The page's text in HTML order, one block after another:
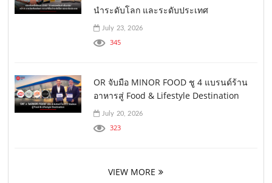
นำระดับโลก และระดับประเทศ
July 23, 2026
345
OR จับมือ MINOR FOOD ชู 4 แบรนด์ร้าน
อาหารสู่ Food & Lifestyle Destination
July 20, 2026
323
VIEW MORE